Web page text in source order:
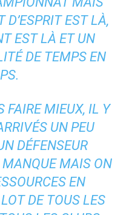
D’ESPRIT EST LÀ,
EST LÀ ET UN
DE TEMPS EN
FAIRE MIEUX, IL Y
UN PEU
DÉFENSEUR
MAIS ON
EN
DE TOUS LES